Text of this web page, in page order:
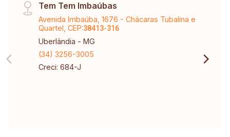
Tem Tem Imbaúbas
Avenida Imbaúba, 1676 - Chácaras Tubalina e
Quartel, CEP:38413-316
Uberlândia - MG
(34) 3256-3005
Creci: 684-J